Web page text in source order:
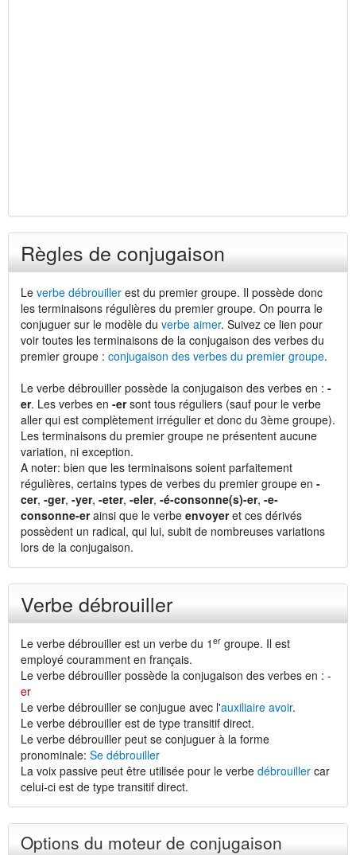
Règles de conjugaison
Le verbe débrouiller est du premier groupe. Il possède donc
les terminaisons régulières du premier groupe. On pourra le
conjuguer sur le modèle du verbe aimer. Suivez ce lien pour
voir toutes les terminaisons de la conjugaison des verbes du
premier groupe : conjugaison des verbes du premier groupe.
Le verbe débrouiller possède la conjugaison des verbes en : -
er. Les verbes en -ersont tous réguliers (sauf pour le verbe
aller qui est complètement irrégulier et donc du 3ème groupe).
Les terminaisons du premier groupe ne présentent aucune
variation, ni exception.
A noter: bien que les terminaisons soient parfaitement
régulières, certains types de verbes du premier groupe en -
cer, -ger, -yer, -eter, -eler, -é-consonne(s)-er, -e-
consonne-erainsi que le verbe envoyeret ces dérivés
possèdent un radical, qui lui, subit de nombreuses variations
lors de la conjugaison.
Verbe débrouiller
Le verbe débrouiller est un verbe du 1 er groupe. Il est
employé couramment en français.
Le verbe débrouiller possède la conjugaison des verbes en : -
er
Le verbe débrouiller se conjugue avec l'auxiliaire avoir.
Le verbe débrouiller est de type transitif direct.
Le verbe débrouiller peut se conjuguer à la forme
pronominale: Se débrouiller
La voix passive peut être utilisée pour le verbe débrouiller car
celui-ci est de type transitif direct.
Options du moteur de conjugaison